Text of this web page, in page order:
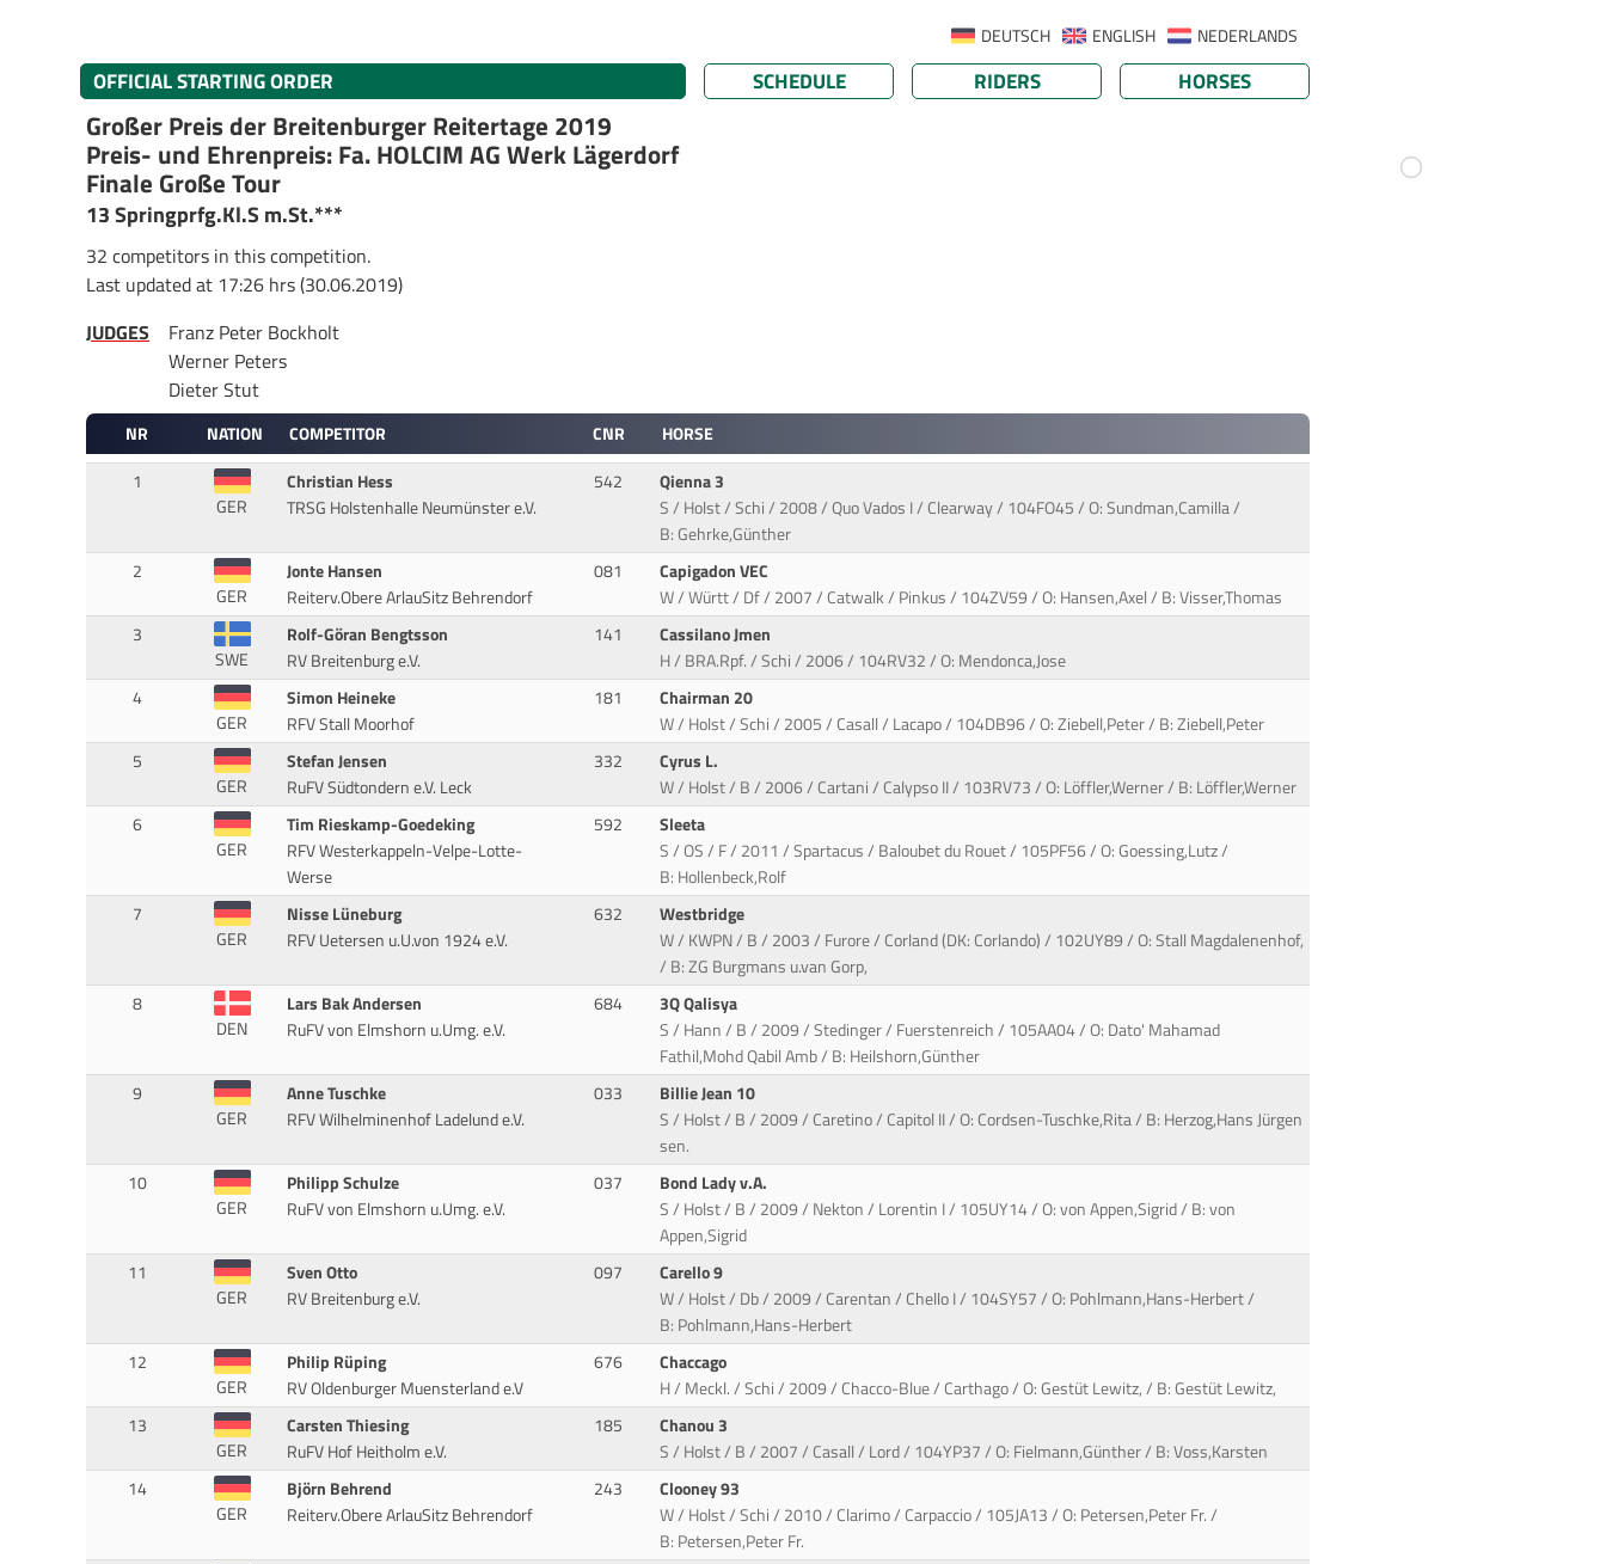
NEDERLANDS
ENGLISH
DEUTSCH
OFFICIAL STARTING ORDER SCHEDULE RIDERS HORSES
Großer Preis der Breitenburger Reitertage 2019
Preis- und Ehrenpreis: Fa. HOLCIM AG Werk Lägerdorf
Finale Große Tour
13 Springprfg.Kl.S m.St.***
32 competitors in this competition.
Last updated at 17:26 hrs (30.06.2019)
JUDGES
Franz Peter Bockholt
Werner Peters
Dieter Stut
NR NATION COMPETITOR CNR
HORSE
1
GER
Christian Hess
TRSG Holstenhalle Neumünster e.V.
542
Qienna 3
S / Holst / Schi / 2008 / Quo Vados I / Clearway / 104FO45 / O: Sundman,Camilla /
B: Gehrke,Günther
2
GER
Jonte Hansen
Reiterv.Obere ArlauSitz Behrendorf
081
Capigadon VEC
W / Württ / Df / 2007 / Catwalk / Pinkus / 104ZV59 / O: Hansen,Axel / B: Visser,Thomas
3
SWE
Rolf-Göran Bengtsson
RV Breitenburg e.V.
141
Cassilano Jmen
H / BRA.Rpf. / Schi / 2006 / 104RV32 / O: Mendonca,Jose
4
GER
Simon Heineke
RFV Stall Moorhof
181
Chairman 20
W / Holst / Schi / 2005 / Casall / Lacapo / 104DB96 / O: Ziebell,Peter / B: Ziebell,Peter
5
GER
Stefan Jensen
RuFV Südtondern e.V. Leck
332
Cyrus L.
W / Holst / B / 2006 / Cartani / Calypso II / 103RV73 / O: Löffler,Werner / B: Löffler,Werner
6
GER
Tim Rieskamp-Goedeking
RFV Westerkappeln-Velpe-Lotte-
Werse
592
Sleeta
S / OS / F / 2011 / Spartacus / Baloubet du Rouet / 105PF56 / O: Goessing,Lutz /
B: Hollenbeck,Rolf
7
GER
Nisse Lüneburg
RFV Uetersen u.U.von 1924 e.V.
632
Westbridge
W / KWPN / B / 2003 / Furore / Corland (DK: Corlando) / 102UY89 / O: Stall Magdalenenhof,
/ B: ZG Burgmans u.van Gorp,
8
DEN
Lars Bak Andersen
RuFV von Elmshorn u.Umg. e.V.
684
3Q Qalisya
S / Hann / B / 2009 / Stedinger / Fuerstenreich / 105AA04 / O: Dato' Mahamad
Fathil,Mohd Qabil Amb / B: Heilshorn,Günther
9
GER
Anne Tuschke
RFV Wilhelminenhof Ladelund e.V.
033
Billie Jean 10
S / Holst / B / 2009 / Caretino / Capitol II / O: Cordsen-Tuschke,Rita / B: Herzog,Hans Jürgen
sen.
10
GER
Philipp Schulze
RuFV von Elmshorn u.Umg. e.V.
037
Bond Lady v.A.
S / Holst / B / 2009 / Nekton / Lorentin I / 105UY14 / O: von Appen,Sigrid / B: von
Appen,Sigrid
11
GER
Sven Otto
RV Breitenburg e.V.
097
Carello 9
W / Holst / Db / 2009 / Carentan / Chello I / 104SY57 / O: Pohlmann,Hans-Herbert /
B: Pohlmann,Hans-Herbert
12
GER
Philip Rüping
RV Oldenburger Muensterland e.V
676
Chaccago
H / Meckl. / Schi / 2009 / Chacco-Blue / Carthago / O: Gestüt Lewitz, / B: Gestüt Lewitz,
13
GER
Carsten Thiesing
RuFV Hof Heitholm e.V.
185
Chanou 3
S / Holst / B / 2007 / Casall / Lord / 104YP37 / O: Fielmann,Günther / B: Voss,Karsten
14
GER
Björn Behrend
Reiterv.Obere ArlauSitz Behrendorf
243
Clooney 93
W / Holst / Schi / 2010 / Clarimo / Carpaccio / 105JA13 / O: Petersen,Peter Fr. /
B: Petersen,Peter Fr.